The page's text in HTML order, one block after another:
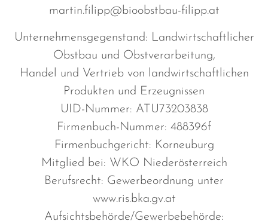
martin.filipp@bioobstbau-filipp.at
Unternehmensgegenstand: Landwirtschaftlicher
Obstbau und Obstverarbeitung,
Handel und Vertrieb von landwirtschaftlichen
Produkten und Erzeugnissen
UID-Nummer: ATU73203838
Firmenbuch-Nummer: 488396f
Firmenbuchgericht: Korneuburg
Mitglied bei: WKO Niederösterreich
Berufsrecht: Gewerbeordnung unter
www.ris.bka.gv.at
Aufsichtsbehörde/Gewerbebehörde: